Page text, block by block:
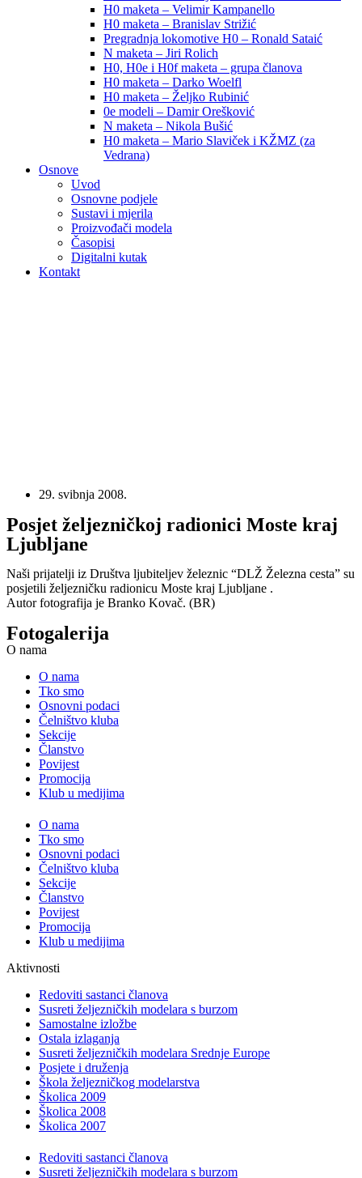
H0 maketa – Velimir Kampanello
H0 maketa – Branislav Strižić
Pregradnja lokomotive H0 – Ronald Sataić
N maketa – Jiri Rolich
H0, H0e i H0f maketa – grupa članova
H0 maketa – Darko Woelfl
H0 maketa – Željko Rubinić
0e modeli – Damir Orešković
N maketa – Nikola Bušić
H0 maketa – Mario Slaviček i KŽMZ (za
Vedrana)
Osnove
Uvod
Osnovne podjele
Sustavi i mjerila
Proizvođači modela
Časopisi
Digitalni kutak
Kontakt
29. svibnja 2008.
Posjet željezničkoj radionici Moste kraj
Ljubljane
Naši prijatelji iz Društva ljubiteljev železnic “DLŽ Železna cesta” su
posjetili željezničku radionicu Moste kraj Ljubljane .
Autor fotografija je Branko Kovač. (BR)
Fotogalerija
O nama
O nama
Tko smo
Osnovni podaci
Čelništvo kluba
Sekcije
Članstvo
Povijest
Promocija
Klub u medijima
O nama
Tko smo
Osnovni podaci
Čelništvo kluba
Sekcije
Članstvo
Povijest
Promocija
Klub u medijima
Aktivnosti
Redoviti sastanci članova
Susreti željezničkih modelara s burzom
Samostalne izložbe
Ostala izlaganja
Susreti željezničkih modelara Srednje Europe
Posjete i druženja
Škola željezničkog modelarstva
Školica 2009
Školica 2008
Školica 2007
Redoviti sastanci članova
Susreti željezničkih modelara s burzom